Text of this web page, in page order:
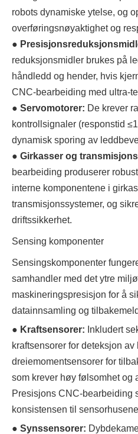
robots dynamiske ytelse, og
overføringsnøyaktighet og
●
reduksjonsmidler brukes på
håndledd og hender, hvis
CNC-bearbeiding med ultra-
● Servomotorer: De krever
kontrollsignaler (responstid
dynamisk sporing av
● Girkasser og
bearbeiding produserer
interne komponentene i
transmisjonssystemer, og
driftssikkerhet.
Sensing komponenter
Sensingskomponenter
samhandler med det ytre
maskineringspresisjon for å
datainnsamling og
● Kraftsensorer: Inkludert
kraftsensorer for deteksjon
dreiemomentsensorer for
som krever høy følsomhet og
Presisjons CNC-bearbeiding
konsistensen til
● Synssensorer: